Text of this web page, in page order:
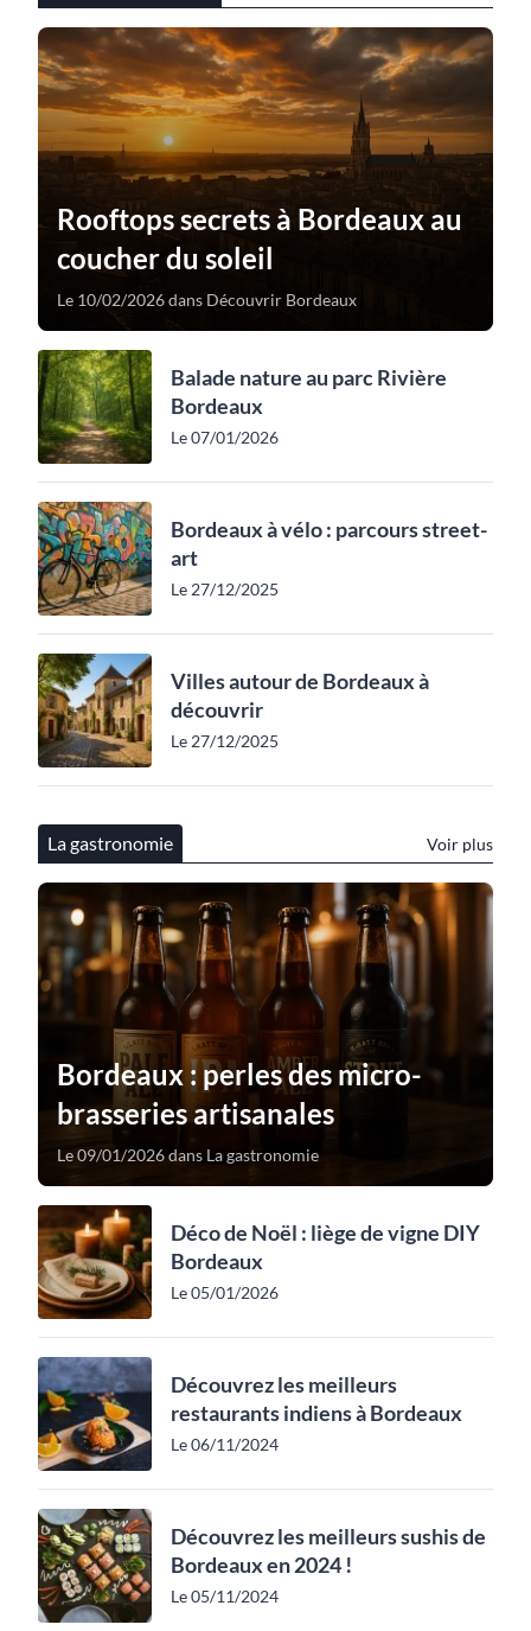
Rooftops secrets à Bordeaux au
coucher du soleil
Le 10/02/2026 dans Découvrir Bordeaux
Balade nature au parc Rivière
Bordeaux
Le 07/01/2026
Bordeaux à vélo : parcours street-
art
Le 27/12/2025
Villes autour de Bordeaux à
découvrir
Le 27/12/2025
La gastronomie Voir plus
Bordeaux : perles des micro-
brasseries artisanales
Le 09/01/2026 dans La gastronomie
Déco de Noël : liège de vigne DIY
Bordeaux
Le 05/01/2026
Découvrez les meilleurs
restaurants indiens à Bordeaux
Le 06/11/2024
Découvrez les meilleurs sushis de
Bordeaux en 2024 !
Le 05/11/2024